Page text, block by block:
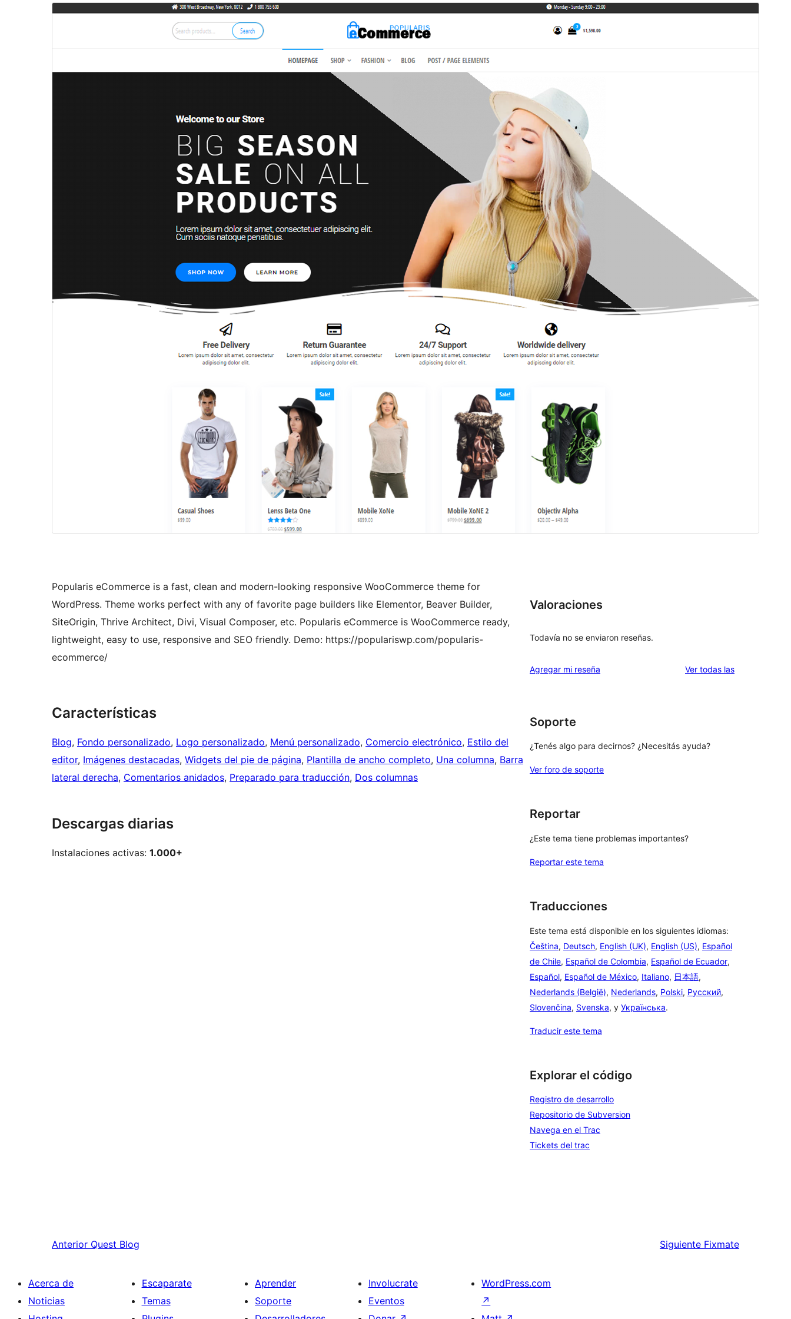
Vista previaDescargar
Versión
Versión de PHP
Página de inicio del tema
Popularis eCommerce is a fast, clean and modern-looking responsive WooCommerce theme for
WordPress. Theme works perfect with any of favorite page builders like Elementor, Beaver Builder,
SiteOrigin, Thrive Architect, Divi, Visual Composer, etc. Popularis eCommerce is WooCommerce ready,
lightweight, easy to use, responsive and SEO friendly. Demo: https://populariswp.com/popularis-
ecommerce/
Características
Blog, Fondo personalizado, Logo personalizado, Menú personalizado, Comercio electrónico, Estilo del
editor, Imágenes destacadas, Widgets del pie de página, Plantilla de ancho completo, Una columna, Barra
lateral derecha, Comentarios anidados, Preparado para traducción, Dos columnas
Descargas diarias
Instalaciones activas: 1.000+
Valoraciones
Todavía no se enviaron reseñas.
Agregar mi reseña Ver todas lasreseñas
Soporte
¿Tenés algo para decirnos? ¿Necesitás ayuda?
Ver foro de soporte
Reportar
¿Este tema tiene problemas importantes?
Reportar este tema
Traducciones
Este tema está disponible en los siguientes idiomas:
Čeština, Deutsch, English (UK), English (US), Español
de Chile, Español de Colombia, Español de Ecuador,
Español, Español de México, Italiano, 日本語,
Nederlands (België), Nederlands, Polski, Русский,
Slovenčina, Svenska, y Українська.
Traducir este tema
Explorar el código
Registro de desarrollo
Repositorio de Subversion
Navega en el Trac
Tickets del trac
Anterior Quest Blog Siguiente Fixmate
Acerca de
Noticias
Escaparate
Temas
Aprender
Soporte
Involucrate
Eventos
WordPress.com
↗